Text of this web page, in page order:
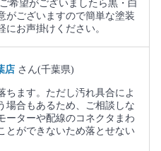
希望がございましたら黒・白
がございますので簡単な塗装
お声掛けください。
店 さん(千葉県)
ちます。ただし汚れ具合によ
場合もあるため、ご相談しな
ーターや配線のコネクタまわ
とができないため落とせない